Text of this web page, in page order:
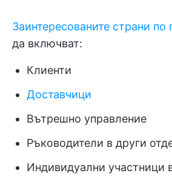
Заинтересованите страни по
да включват:
Клиенти
Доставчици
Вътрешно управление
Ръководители в други
Индивидуални участници